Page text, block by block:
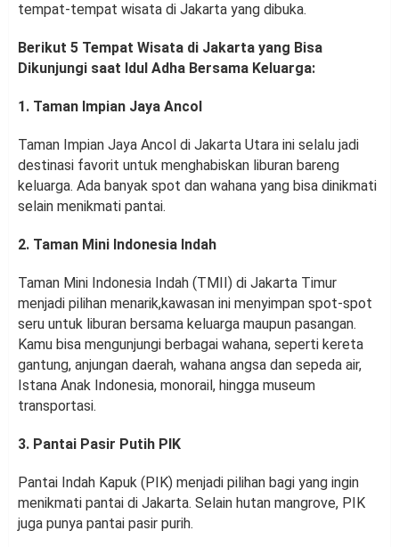
tempat-tempat wisata di Jakarta yang dibuka.
Berikut 5 Tempat Wisata di Jakarta yang Bisa
Dikunjungi saat Idul Adha Bersama Keluarga:
1. Taman Impian Jaya Ancol
Taman Impian Jaya Ancol di Jakarta Utara ini selalu jadi
destinasi favorit untuk menghabiskan liburan bareng
keluarga. Ada banyak spot dan wahana yang bisa dinikmati
selain menikmati pantai.
2. Taman Mini Indonesia Indah
Taman Mini Indonesia Indah (TMII) di Jakarta Timur
menjadi pilihan menarik,kawasan ini menyimpan spot-spot
seru untuk liburan bersama keluarga maupun pasangan.
Kamu bisa mengunjungi berbagai wahana, seperti kereta
gantung, anjungan daerah, wahana angsa dan sepeda air,
Istana Anak Indonesia, monorail, hingga museum
transportasi.
3. Pantai Pasir Putih PIK
Pantai Indah Kapuk (PIK) menjadi pilihan bagi yang ingin
menikmati pantai di Jakarta. Selain hutan mangrove, PIK
juga punya pantai pasir purih.